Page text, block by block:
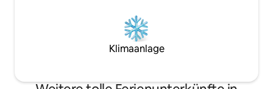
Klimaanlage